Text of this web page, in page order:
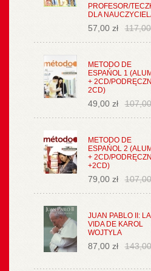
PROFESOR/
DLA
57,00 zł 117,00
METODO DE
ESPAŃOL 1
+ 2CD/
2CD)
49,00 zł 107,00
METODO DE
ESPAŃOL 2
+ 2CD/
+2CD)
79,00 zł 107,00
JUAN PABLO II: LA
VIDA DE KAROL
WOJTYLA
87,00 zł 143,00